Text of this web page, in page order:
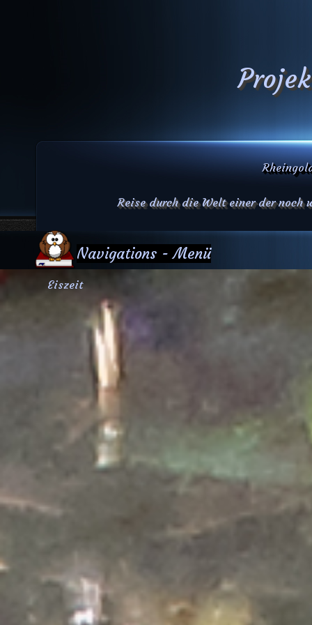
Reise durch die Welt einer der noch
Navigations - Menü
Eiszeit